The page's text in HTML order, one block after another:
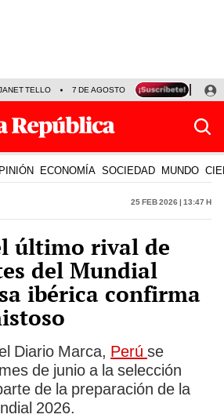
TELLO 7 DE AGOSTO TINKA RESULTADOS
ECONOMÍA SOCIEDAD MUNDO
25 Feb 2026 | 13:47 h
último rival de
del Mundial
ibérica confirma
Diario Marca, Perú se
de junio a la selección
de la preparación de la
2026.